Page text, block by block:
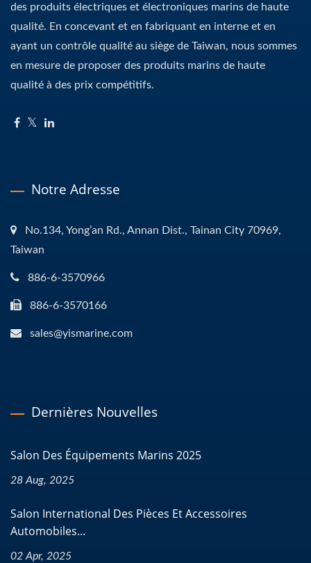
des produits électriques et électroniques marins de haute
qualité. En concevant et en fabriquant en interne et en
ayant un contrôle qualité au siège de Taiwan, nous sommes
en mesure de proposer des produits marins de haute
qualité à des prix compétitifs.
Notre Adresse
No.134, Yong’an Rd., Annan Dist., Tainan City 70969,
Taiwan
886-6-3570966
886-6-3570166
sales@yismarine.com
Dernières Nouvelles
Salon Des Équipements Marins 2025
28 Aug, 2025
Salon International Des Pièces Et Accessoires
Automobiles...
02 Apr, 2025